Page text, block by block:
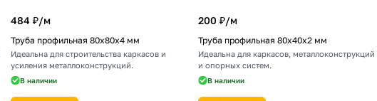
484 ₽/м
Труба профильная 80х80х4 мм
Идеальна для строительства каркасов и
усиления металлоконструкций.
В наличии
200 ₽/м
Труба профильная 80х40х2 мм
Идеальна для каркасов, металлоконструкций
и опорных систем.
В наличии